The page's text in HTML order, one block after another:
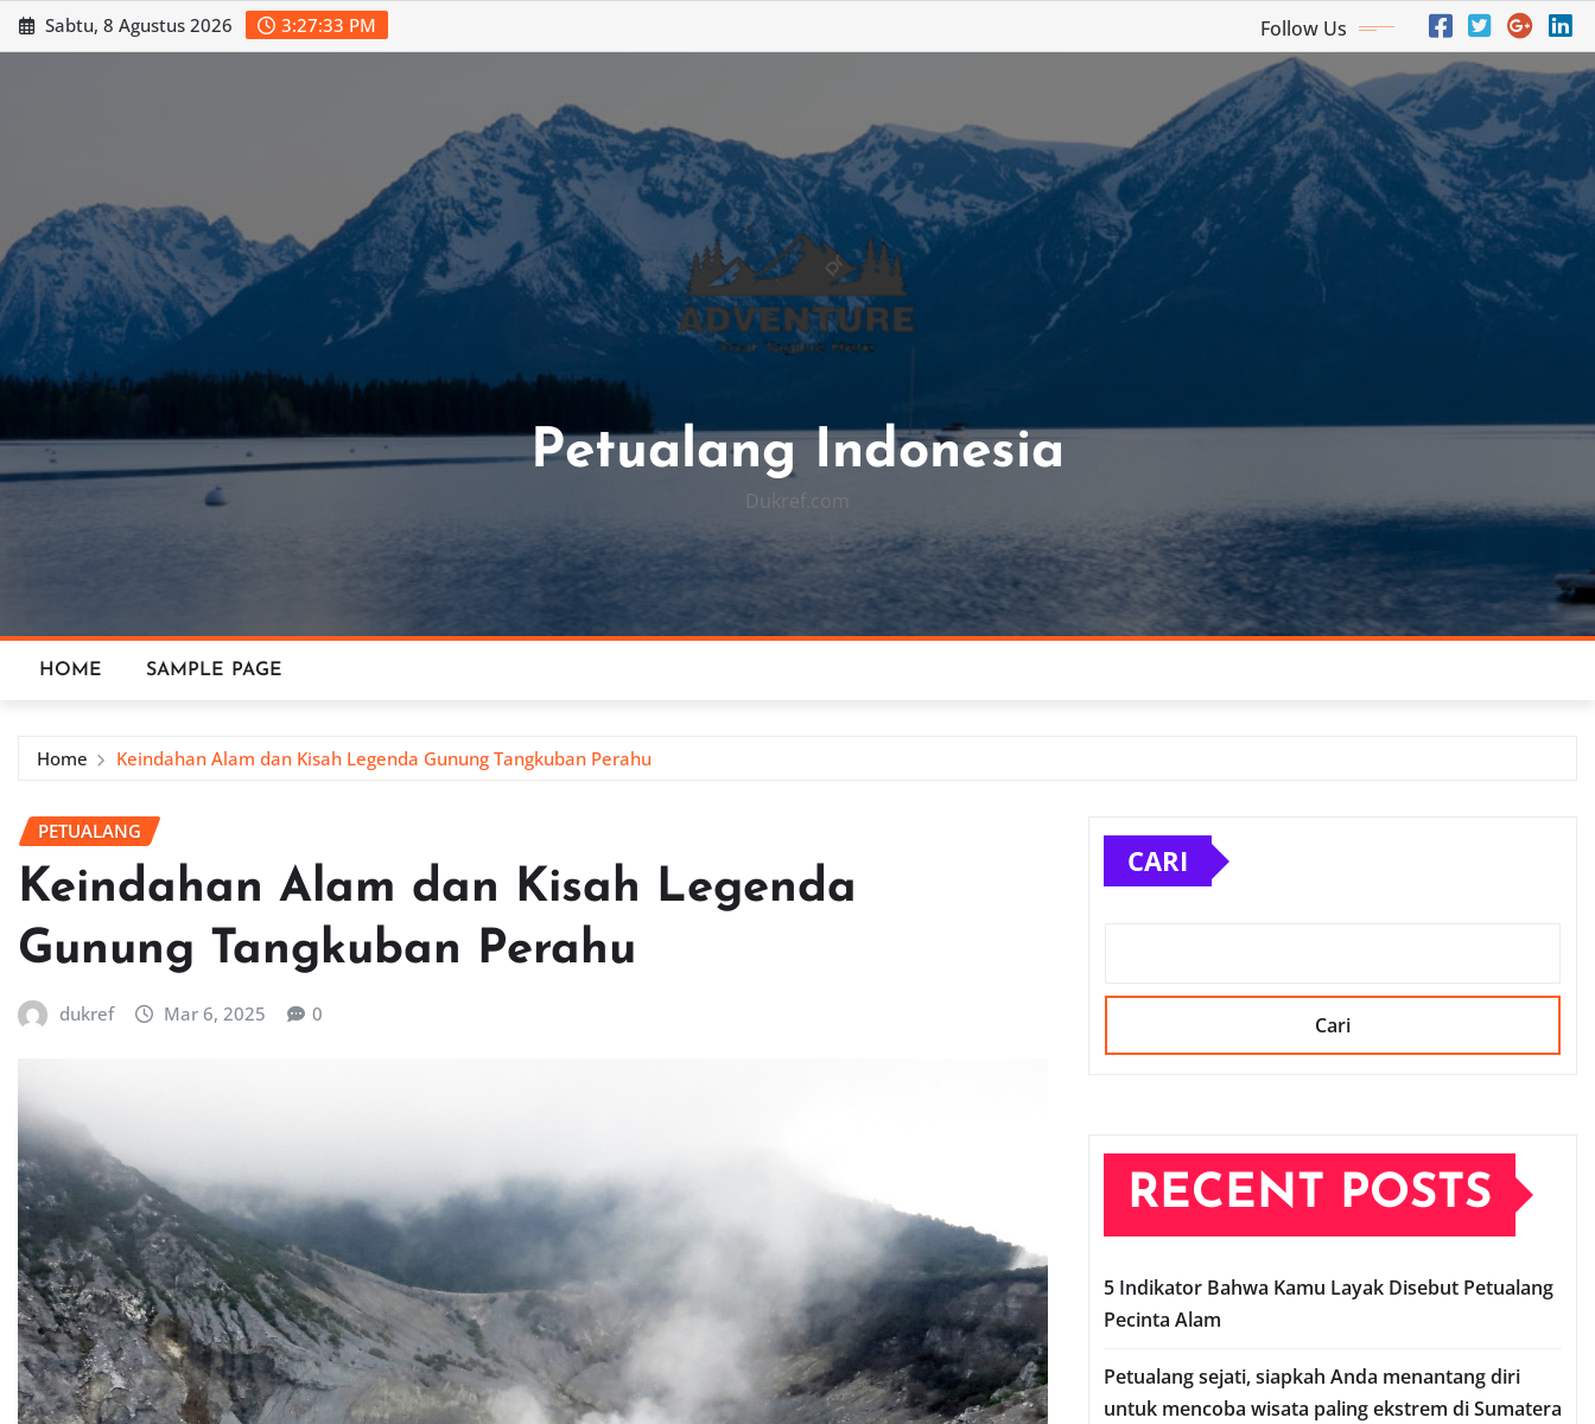
Skip
to
Sabtu, 8 Agustus 2026 3:27:34 PM Follow Us
Petualang Indonesia
Dukref.com
HOME SAMPLE PAGE
Home Keindahan Alam dan Kisah Legenda Gunung Tangkuban Perahu
PETUALANG
Keindahan Alam dan Kisah Legenda
Gunung Tangkuban Perahu
dukref Mar 6, 2025 0
CARI
Cari
RECENT POSTS
5 Indikator Bahwa Kamu Layak Disebut Petualang
Pecinta Alam
Petualang sejati, siapkah Anda menantang diri
untuk mencoba wisata paling ekstrem di Sumatera